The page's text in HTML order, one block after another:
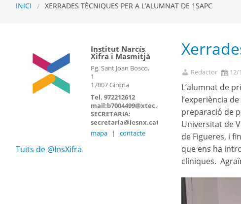
INICI XERRADES TÈCNIQUES PER A L’ALUMNAT DE 1SAPC
Redactor 12/
L’alumnat de
l’experiència
preparació de
Universitat de
de Figueres, i
que ens ha
clíniques.
Institut Narcís
Xifra i Masmitjà
Pg. Sant Joan Bosco,
1
17007 Girona
Tel. 972212612
mail:b7004499@xtec.cat
SECRETARIA:
secretaria@iesnx.cat
mapa
| contacte
Tuits de @InsXifra